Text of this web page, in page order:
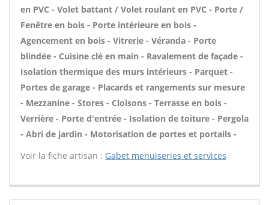
en PVC - Volet battant / Volet roulant en PVC - Porte /
Fenêtre en bois - Porte intérieure en bois -
Agencement en bois - Vitrerie - Véranda - Porte
blindée - Cuisine clé en main - Ravalement de façade -
Isolation thermique des murs intérieurs - Parquet -
Portes de garage - Placards et rangements sur mesure
- Mezzanine - Stores - Cloisons - Terrasse en bois -
Verrière - Porte d'entrée - Isolation de toiture - Pergola
- Abri de jardin - Motorisation de portes et portails -
Voir la fiche artisan : Gabet menuiseries et services